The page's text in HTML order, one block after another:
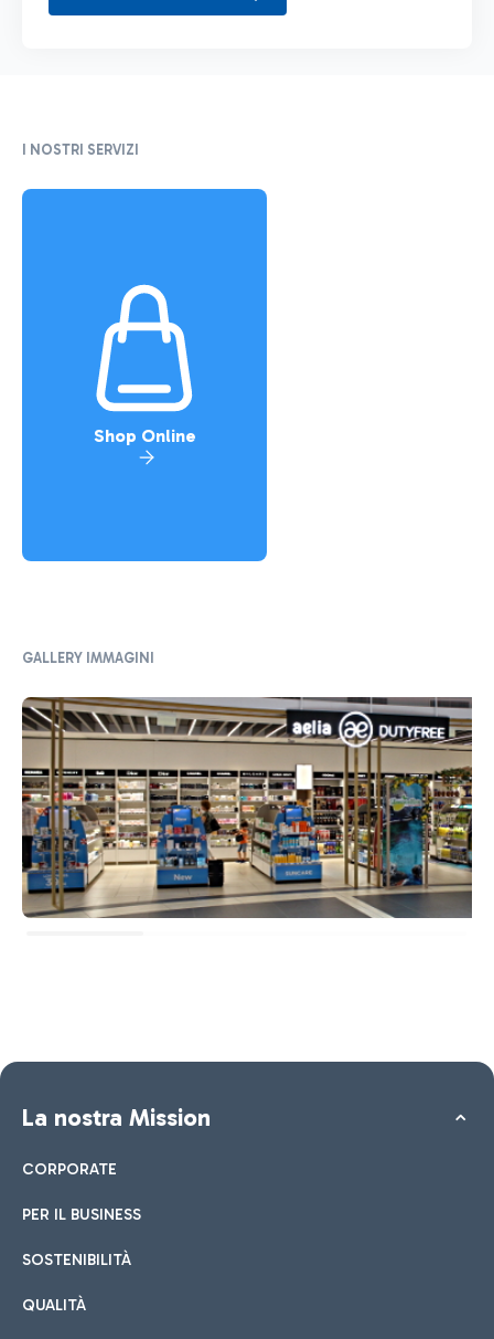
I NOSTRI SERVIZI
Shop Online
GALLERY IMMAGINI
La nostra Mission
CORPORATE
PER IL BUSINESS
SOSTENIBILITÀ
QUALITÀ